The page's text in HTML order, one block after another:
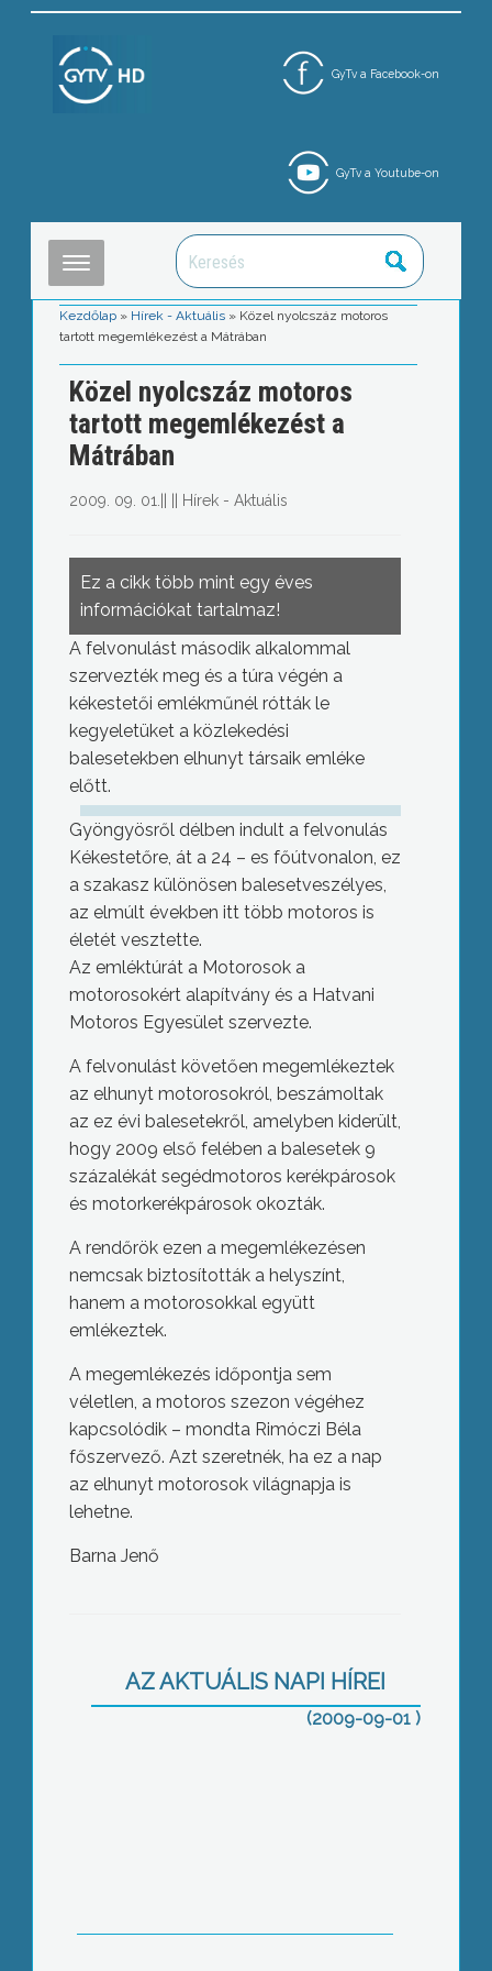
GyTv a Facebook-on
GyTv a Youtube-on
Kezdőlap » Hírek - Aktuális » Közel nyolcszáz motoros
tartott megemlékezést a Mátrában
Közel nyolcszáz motoros
tartott megemlékezést a
Mátrában
2009. 09. 01. Hírek - Aktuális
Ez a cikk több mint egy éves
információkat tartalmaz!
A felvonulást második alkalommal
szervezték meg és a túra végén a
kékestetői emlékműnél rótták le
kegyeletüket a közlekedési
balesetekben elhunyt társaik emléke
előtt.
Gyöngyösről délben indult a felvonulás
Kékestetőre, át a 24 – es főútvonalon, ez
a szakasz különösen balesetveszélyes,
az elmúlt években itt több motoros is
életét vesztette.
Az emléktúrát a Motorosok a
motorosokért alapítvány és a Hatvani
Motoros Egyesület szervezte.
A felvonulást követően megemlékeztek
az elhunyt motorosokról, beszámoltak
az ez évi balesetekről, amelyben kiderült,
hogy 2009 első felében a balesetek 9
százalékát segédmotoros kerékpárosok
és motorkerékpárosok okozták.
A rendőrök ezen a megemlékezésen
nemcsak biztosították a helyszínt,
hanem a motorosokkal együtt
emlékeztek.
A megemlékezés időpontja sem
véletlen, a motoros szezon végéhez
kapcsolódik – mondta Rimóczi Béla
főszervező. Azt szeretnék, ha ez a nap
az elhunyt motorosok világnapja is
lehetne.
Barna Jenő
AZ AKTUÁLIS NAPI HÍREI
(2009-09-01 )